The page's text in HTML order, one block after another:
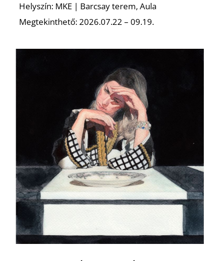
Helyszín: MKE | Barcsay terem, Aula
Megtekinthető: 2026.07.22 – 09.19.